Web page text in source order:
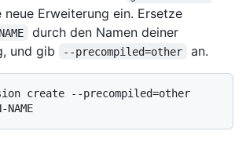
neue Erweiterung ein. Ersetze
durch den Namen deiner
und gib
--precompiled=other an.
create --precompiled=other